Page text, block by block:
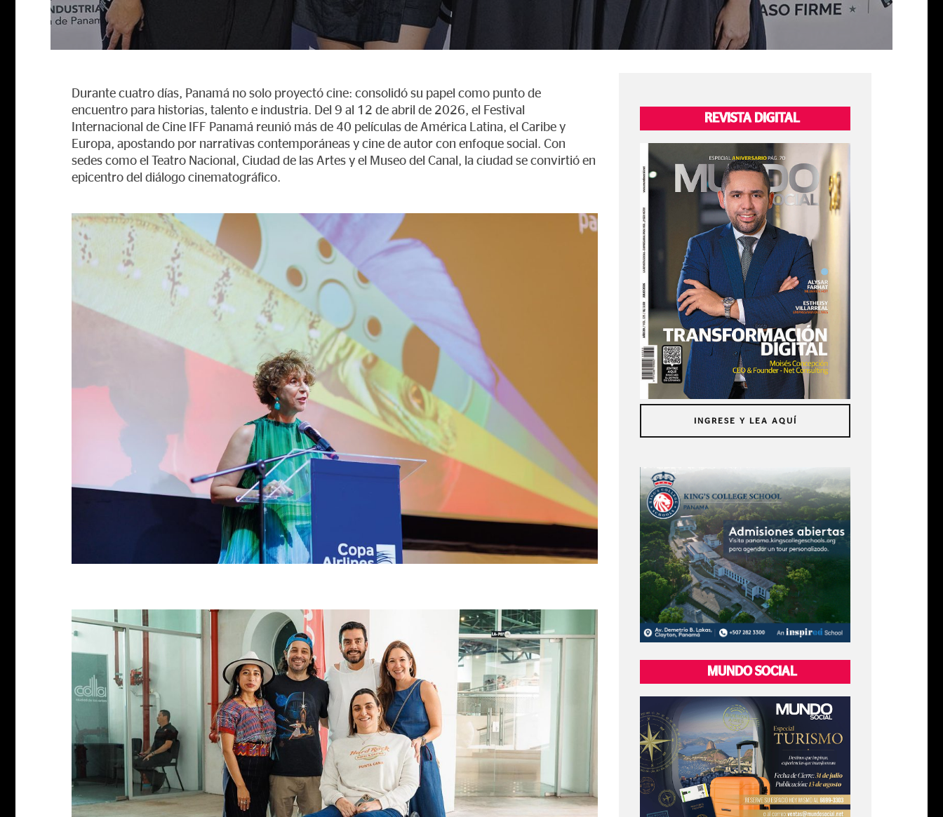
Durante cuatro días, Panamá no solo proyectó cine: consolidó su papel como punto de
encuentro para historias, talento e industria. Del 9 al 12 de abril de 2026, el Festival
Internacional de Cine IFF Panamá reunió más de 40 películas de América Latina, el Caribe y
Europa, apostando por narrativas contemporáneas y cine de autor con enfoque social. Con
sedes como el Teatro Nacional, Ciudad de las Artes y el Museo del Canal, la ciudad se convirtió en
epicentro del diálogo cinematográfico.
REVISTA DIGITAL
INGRESE Y LEA AQUÍ
MUNDO SOCIAL